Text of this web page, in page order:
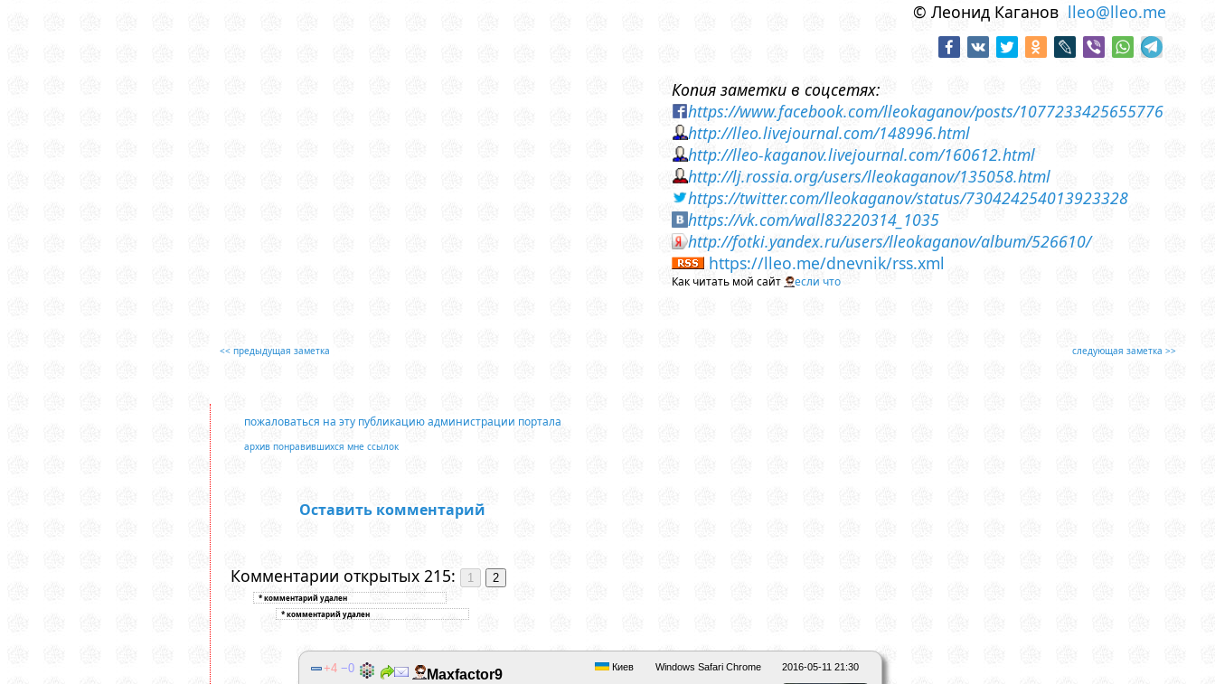
© Леонид Каганов lleo@lleo.me
Копия заметки в соцсетях:
https://www.facebook.com/lleokaganov/posts/1077233425655776
http://lleo.livejournal.com/148996.html
http://lleo-kaganov.livejournal.com/160612.html
http://lj.rossia.org/users/lleokaganov/135058.html
https://twitter.com/lleokaganov/status/730424254013923328
https://vk.com/wall83220314_1035
http://fotki.yandex.ru/users/lleokaganov/album/526610/
https://lleo.me/dnevnik/rss.xml
Как читать мой сайт если что
<< предыдущая заметка следующая заметка >>
пожаловаться на эту публикацию администрации портала
архив понравившихся мне ссылок
Оставить комментарий
Комментарии открытых 215:
2016-05-11 21:30
Windows Safari Chrome
Киев
4 0 Maxfactor9